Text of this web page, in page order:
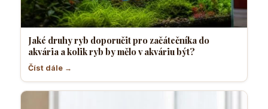
Jaké druhy ryb doporučit pro začátečníka do
akvária a kolik ryb by mělo v akváriu být?
Číst dále →